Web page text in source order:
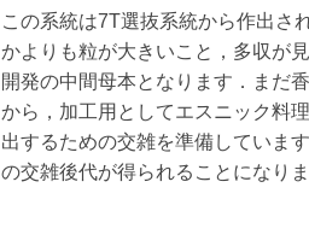
この系統は7T選抜系統から作出さ
かよりも粒が大きいこと，多収が
開発の中間母本となります．まだ
から，加工用としてエスニック料
出するための交雑を準備していま
の交雑後代が得られることになりま